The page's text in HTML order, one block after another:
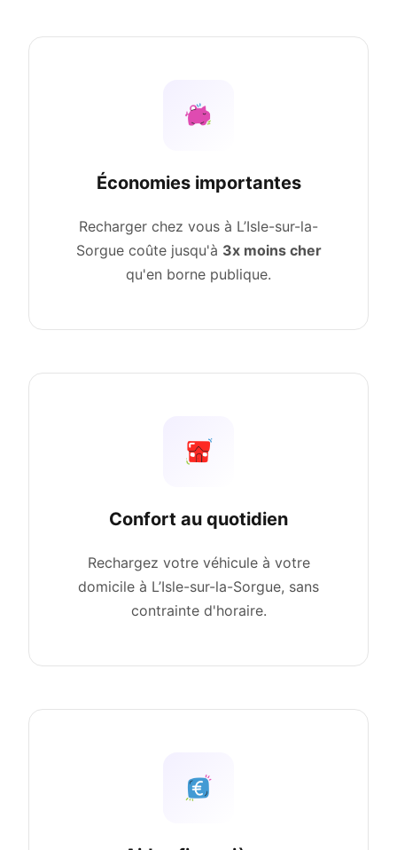
Économies importantes
Recharger chez vous à L’Isle-sur-la-
Sorgue coûte jusqu'à 3x moins cher
qu'en borne publique.
Confort au quotidien
Rechargez votre véhicule à votre
domicile à L’Isle-sur-la-Sorgue, sans
contrainte d'horaire.